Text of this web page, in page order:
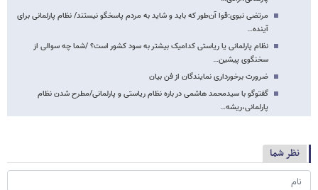
مرتضی نبوی:قوا آن‌طور که باید و شاید به مردم پاسخگو نیستند/ نظام پارلمانی برای
آینده…
نظام پارلمانی یا ریاستی کدامیک بیشتر به سود کشور است؟ /شما چه سوالی از
سخنگوی پیشین…
ضرورت برخورداری نمایندگان از فن بیان
گفت​وگو با سیدمحمد هاشمی در باره نظام ریاستی و پارلمانی/مطرح شدن نظام
پارلمانی،ریشه…
نظر شما